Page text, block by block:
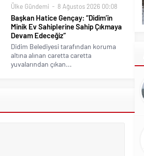
Ülke Gündemi 8 Ağustos 2026 00:08
Başkan Hatice Gençay: “Didim’in
Minik Ev Sahiplerine Sahip Çıkmaya
Devam Edeceğiz”
Didim Belediyesi tarafından koruma
altına alınan caretta caretta
yuvalarından çıkan...